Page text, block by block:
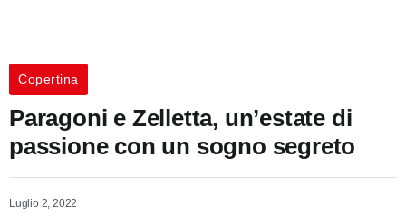
Copertina
Paragoni e Zelletta, un’estate di
passione con un sogno segreto
Luglio 2, 2022